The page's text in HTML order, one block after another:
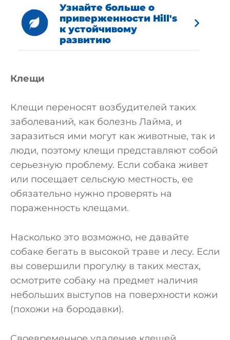
Узнайте больше о
приверженности Hill's
к устойчивому
развитию
Клещи
Клещи переносят возбудителей таких
заболеваний, как болезнь Лайма, и
заразиться ими могут как животные, так и
люди, поэтому клещи представляют собой
серьезную проблему. Если собака живет
или посещает сельскую местность, ее
обязательно нужно проверять на
пораженность клещами.
Насколько это возможно, не давайте
собаке бегать в высокой траве и лесу. Если
вы совершили прогулку в таких местах,
осмотрите собаку на предмет наличия
небольших выступов на поверхности кожи
(похожи на бородавки).